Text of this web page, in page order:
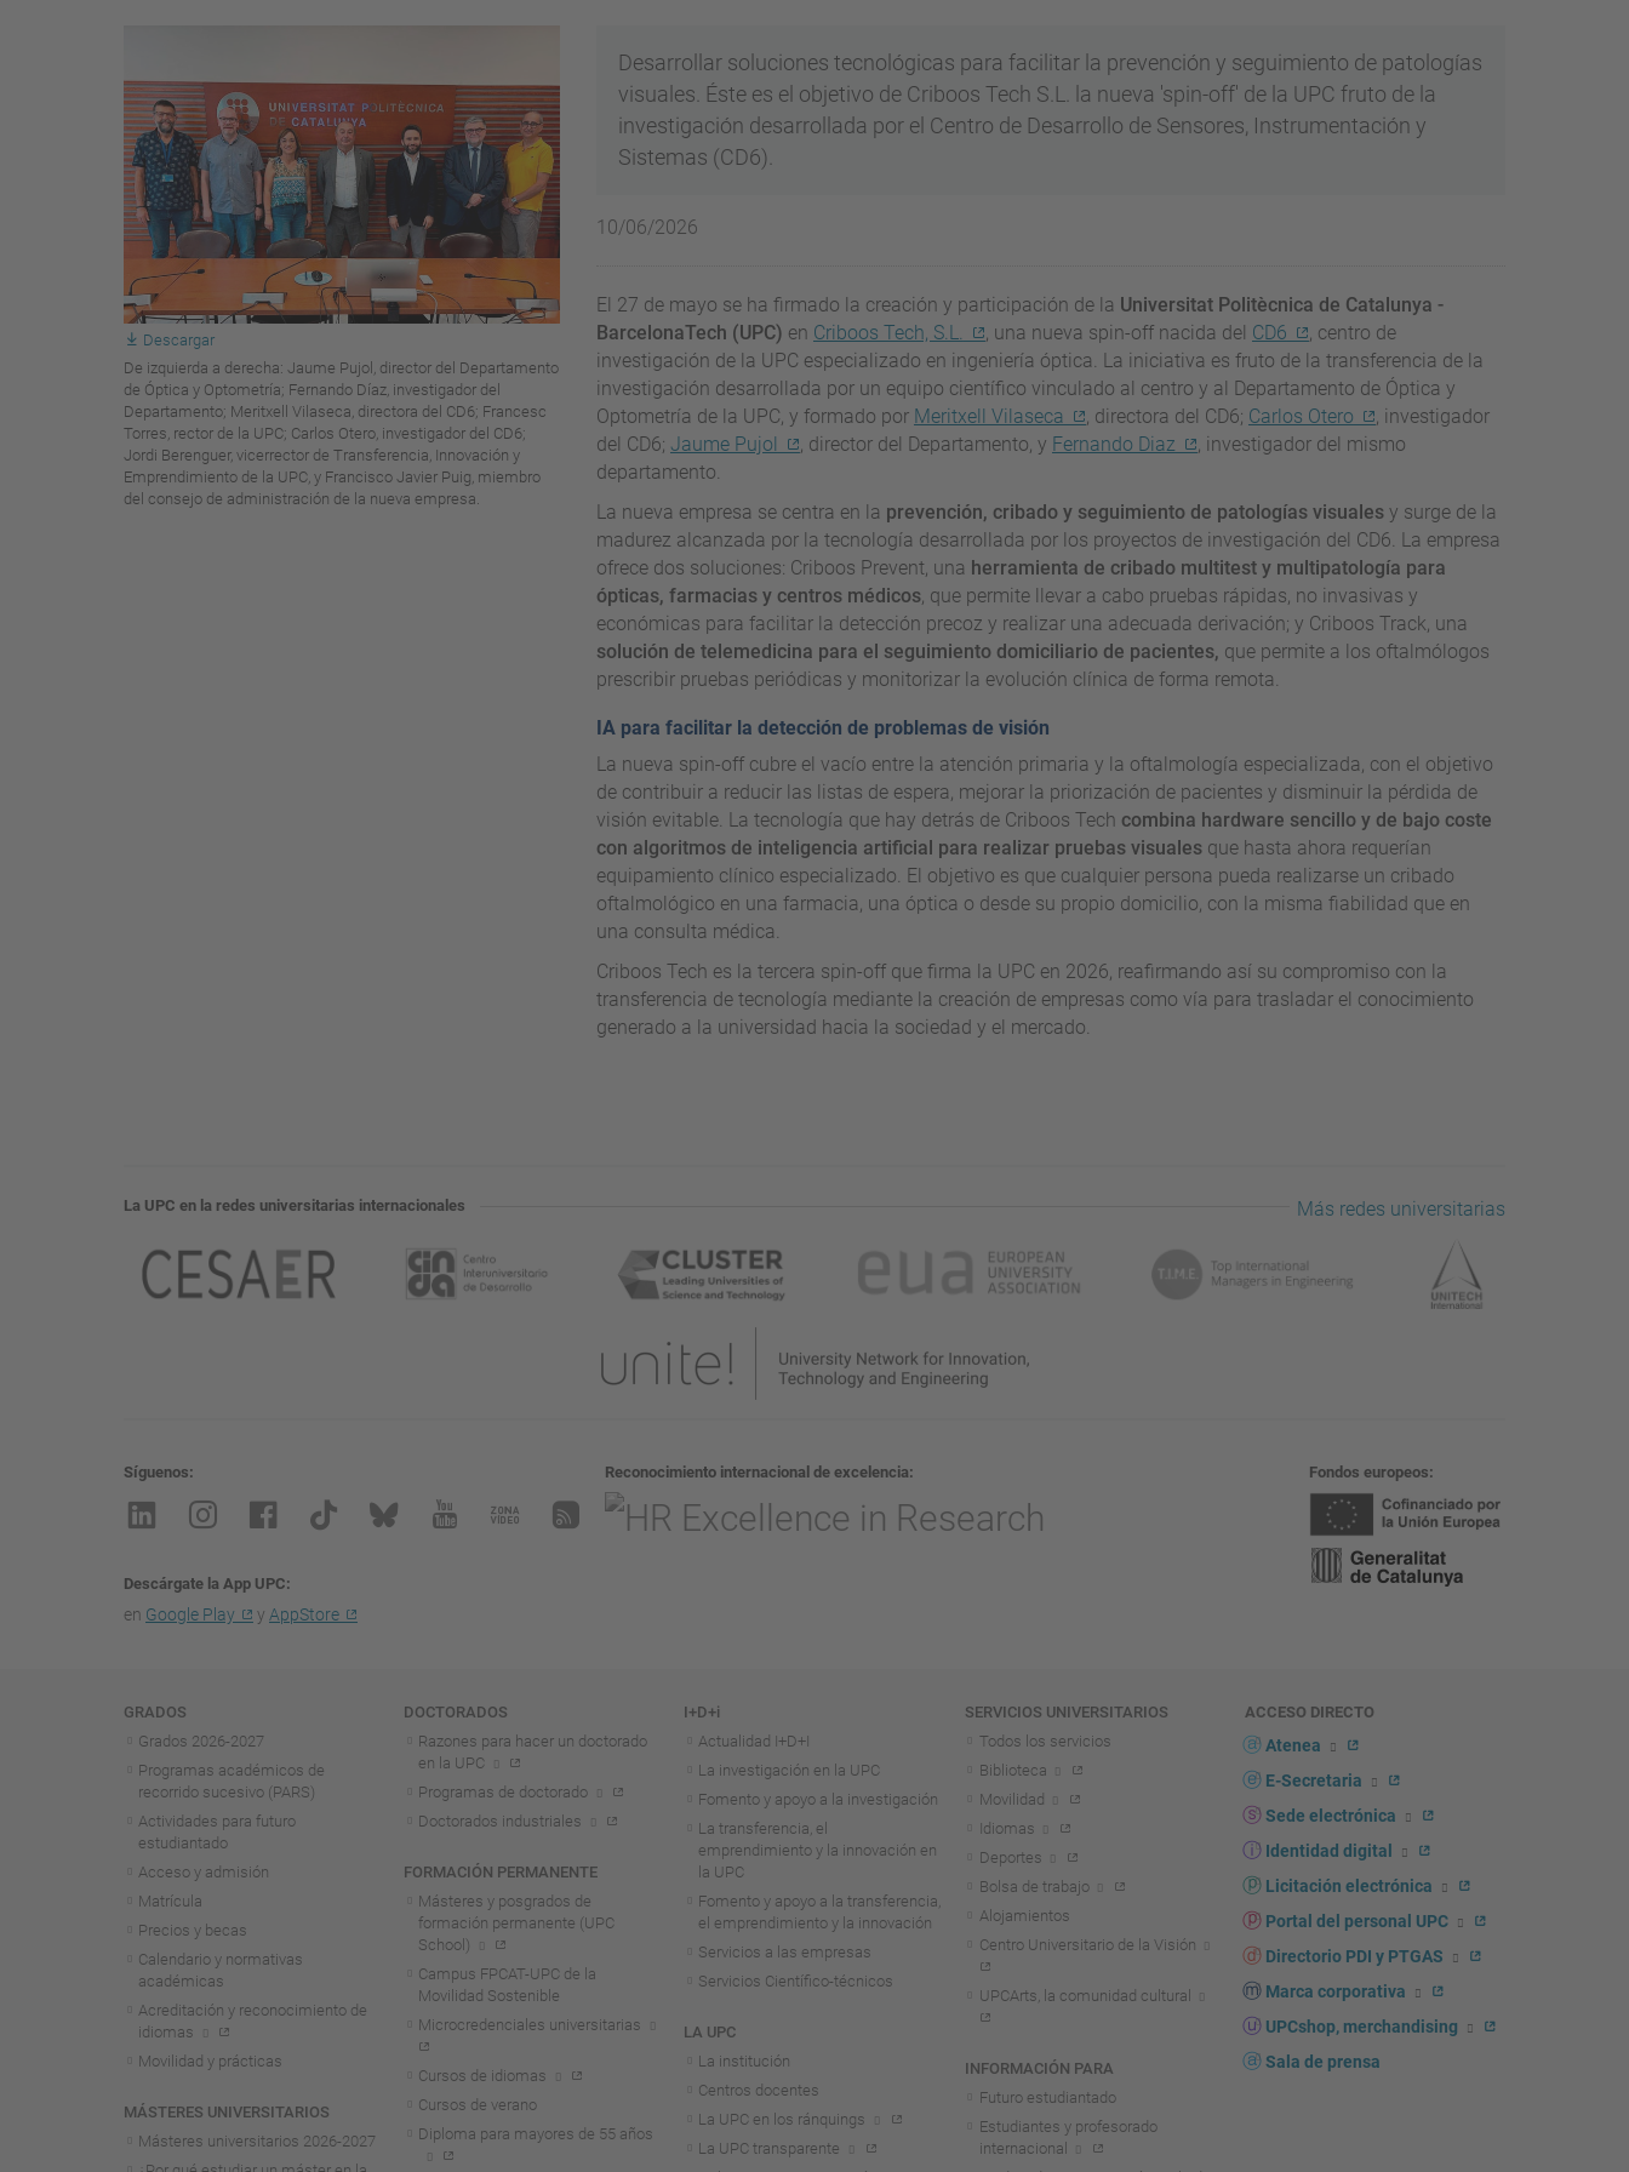
Descargar
De izquierda a derecha: Jaume Pujol, director del Departamento
de Óptica y Optometría; Fernando Díaz, investigador del
Departamento; Meritxell Vilaseca, directora del CD6; Francesc
Torres, rector de la UPC; Carlos Otero, investigador del CD6;
Jordi Berenguer, vicerrector de Transferencia, Innovación y
Emprendimiento de la UPC, y Francisco Javier Puig, miembro
del consejo de administración de la nueva empresa.
Desarrollar soluciones tecnológicas para facilitar la prevención y seguimiento de patologías
visuales. Éste es el objetivo de Criboos Tech S.L. la nueva 'spin-off' de la UPC fruto de la
investigación desarrollada por el Centro de Desarrollo de Sensores, Instrumentación y
Sistemas (CD6).
10/06/2026
El 27 de mayo se ha firmado la creación y participación de la Universitat Politècnica de Catalunya -
BarcelonaTech (UPC) en Criboos Tech, S.L. , una nueva spin-off nacida del CD6
, centro de
investigación de la UPC especializado en ingeniería óptica. La iniciativa es fruto de la transferencia de la
investigación desarrollada por un equipo científico vinculado al centro y al Departamento de Óptica y
Optometría de la UPC, y formado por Meritxell Vilaseca , directora del CD6; Carlos Otero
, investigador
del CD6; Jaume Pujol , director del Departamento, y Fernando Diaz
, investigador del mismo
departamento.
La nueva empresa se centra en la prevención, cribado y seguimiento de patologías visualesy surge de la
madurez alcanzada por la tecnología desarrollada por los proyectos de investigación del CD6. La empresa
ofrece dos soluciones: Criboos Prevent, una herramienta de cribado multitest y multipatología para
ópticas, farmacias y centros médicos, que permite llevar a cabo pruebas rápidas, no invasivas y
económicas para facilitar la detección precoz y realizar una adecuada derivación; y Criboos Track, una
solución de telemedicina para el seguimiento domiciliario de pacientes, que permite a los oftalmólogos
prescribir pruebas periódicas y monitorizar la evolución clínica de forma remota.
IA para facilitar la detección de problemas de visión
La nueva spin-off cubre el vacío entre la atención primaria y la oftalmología especializada, con el objetivo
de contribuir a reducir las listas de espera, mejorar la priorización de pacientes y disminuir la pérdida de
visión evitable. La tecnología que hay detrás de Criboos Tech combina hardware sencillo y de bajo coste
con algoritmos de inteligencia artificial para realizar pruebas visualesque hasta ahora requerían
equipamiento clínico especializado. El objetivo es que cualquier persona pueda realizarse un cribado
oftalmológico en una farmacia, una óptica o desde su propio domicilio, con la misma fiabilidad que en
una consulta médica.
Criboos Tech es la tercera spin-off que firma la UPC en 2026, reafirmando así su compromiso con la
transferencia de tecnología mediante la creación de empresas como vía para trasladar el conocimiento
generado a la universidad hacia la sociedad y el mercado.
La UPC en la redes universitarias internacionales Más redes universitarias
Síguenos
Descárgate la App UPC
en Google Play y AppStore
Reconocimiento internacional de excelencia Fondos europeos
Navegación
GRADOS
Grados 2026-2027
Programas académicos de
recorrido sucesivo (PARS)
Actividades para futuro
estudiantado
Acceso y admisión
Matrícula
Precios y becas
Calendario y normativas
académicas
Acreditación y reconocimiento de
idiomas
Movilidad y prácticas
MÁSTERES UNIVERSITARIOS
Másteres universitarios 2026-2027
DOCTORADOS
Razones para hacer un doctorado
en la UPC
Programas de doctorado
Doctorados industriales
FORMACIÓN PERMANENTE
Másteres y posgrados de
formación permanente (UPC
School)
Campus FPCAT-UPC de la
Movilidad Sostenible
Microcredenciales universitarias
Cursos de idiomas
Cursos de verano
Diploma para mayores de 55 años
I+D+i
Actualidad I+D+I
La investigación en la UPC
Fomento y apoyo a la investigación
La transferencia, el
emprendimiento y la innovación en
la UPC
Fomento y apoyo a la transferencia,
el emprendimiento y la innovación
Servicios a las empresas
Servicios Científico-técnicos
LA UPC
La institución
Centros docentes
La UPC en los ránquings
La UPC transparente
SERVICIOS UNIVERSITARIOS
Todos los servicios
Biblioteca
Movilidad
Idiomas
Deportes
Bolsa de trabajo
Alojamientos
Centro Universitario de la Visión
UPCArts, la comunidad cultural
INFORMACIÓN PARA
Futuro estudiantado
Estudiantes y profesorado
internacional
ACCESO DIRECTO
Atenea
E-Secretaria
Sede electrónica
Identidad digital
Licitación electrónica
Portal del personal UPC
Directorio PDI y PTGAS
Marca corporativa
UPCshop, merchandising
Sala de prensa